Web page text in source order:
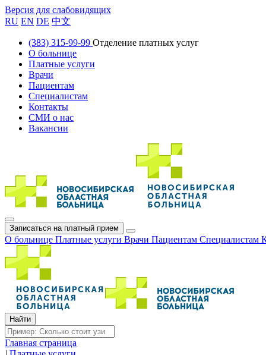
Версия для слабовидящих
RU EN DE 中文
(383) 315-99-99 Отделение платных услуг
О больнице
Платные услуги
Врачи
Пациентам
Специалистам
Контакты
СМИ о нас
Вакансии
Записаться на платный прием
О больнице Платные услуги Врачи Пациентам Специалистам
Главная страница